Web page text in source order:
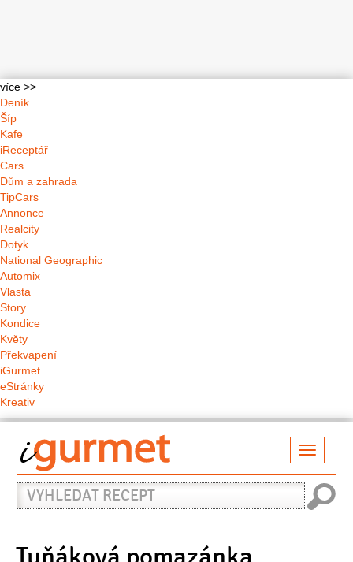
více >>
Deník
Šíp
Kafe
iReceptář
Cars
Dům a zahrada
TipCars
Annonce
Realcity
Dotyk
National Geographic
Automix
Vlasta
Story
Kondice
Květy
Překvapení
iGurmet
eStránky
Kreativ
Vyhledat
recept